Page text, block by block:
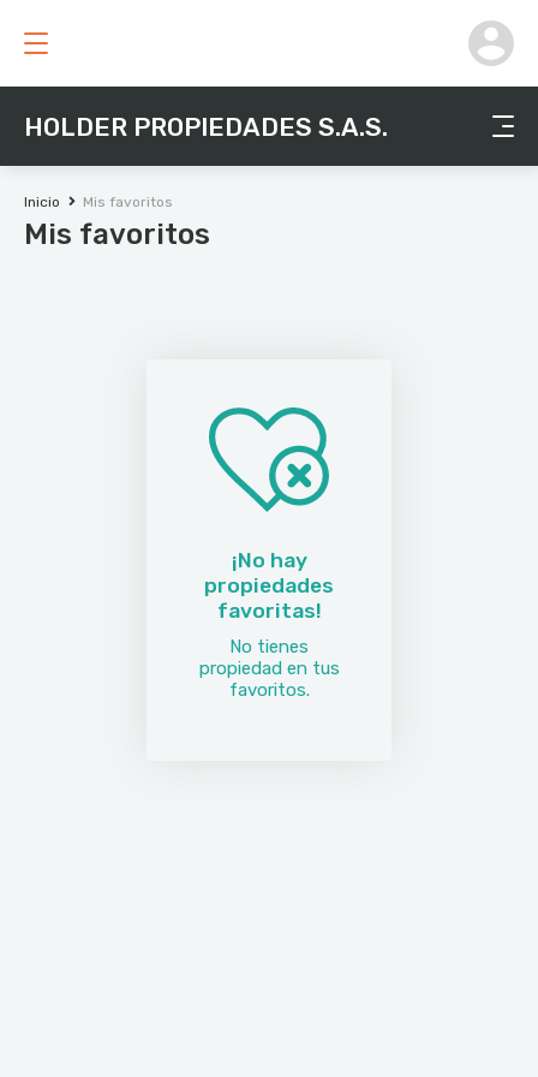
HOLDER PROPIEDADES S.A.S.
Inicio Mis favoritos
Mis favoritos
¡No hay
propiedades
favoritas!
No tienes
propiedad en tus
favoritos.